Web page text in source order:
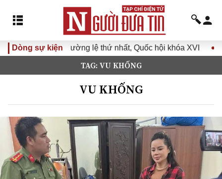
Dòng sự kiện
thứ nhất, Quốc hội khóa XVI Đưa Nghị quyết Đại hội
TAG: VU KHỐNG
VU KHỐNG